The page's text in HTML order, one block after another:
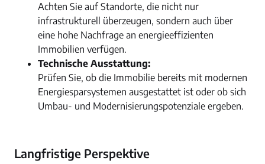
Achten Sie auf Standorte, die nicht nur
infrastrukturell überzeugen, sondern auch über
eine hohe Nachfrage an energieeffizienten
Immobilien verfügen.
Technische Ausstattung:
Prüfen Sie, ob die Immobilie bereits mit modernen
Energiesparsystemen ausgestattet ist oder ob sich
Umbau- und Modernisierungspotenziale ergeben.
Langfristige Perspektive